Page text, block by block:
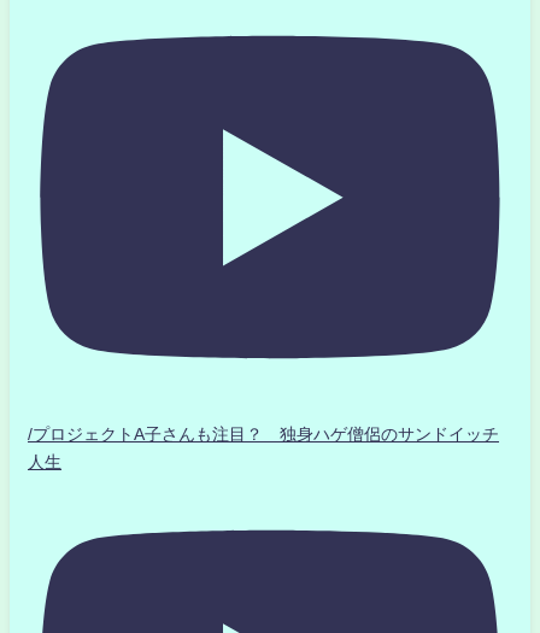
/プロジェクトA子さんも注目？ 独身ハゲ僧侶のサンドイッチ
人生